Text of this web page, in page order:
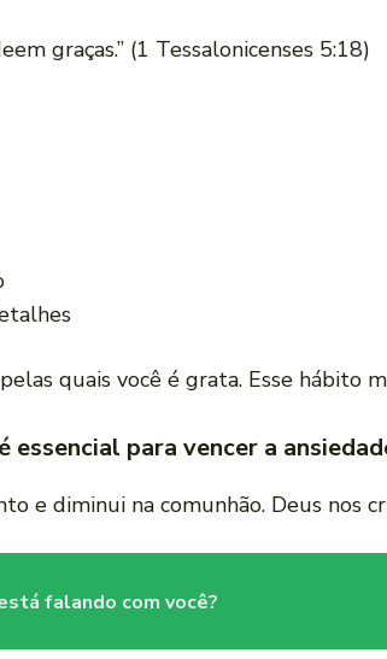
graças.” (1 Tessalonicenses 5:18)
quais você é grata. Esse hábito
essencial para vencer a
e diminui na comunhão. Deus nos
falando com você?